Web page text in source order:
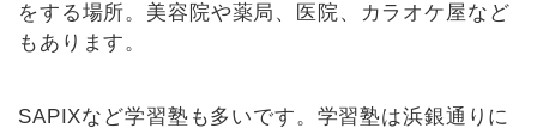
をする場所。美容院や薬局、医院、カラオケ屋など
もあります。
SAPIXなど学習塾も多いです。学習塾は浜銀通りに